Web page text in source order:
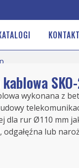
KONTAKT
wykonana z
dla rur Ø110 mm
lub